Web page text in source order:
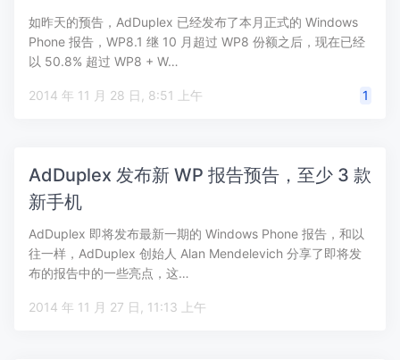
如昨天的预告，AdDuplex 已经发布了本月正式的 Windows
Phone 报告，WP8.1 继 10 月超过 WP8 份额之后，现在已经
以 50.8% 超过 WP8 + W…
2014 年 11 月 28 日, 8:51 上午 1
AdDuplex 发布新 WP 报告预告，至少 3 款
新手机
AdDuplex 即将发布最新一期的 Windows Phone 报告，和以
往一样，AdDuplex 创始人 Alan Mendelevich 分享了即将发
布的报告中的一些亮点，这…
2014 年 11 月 27 日, 11:13 上午